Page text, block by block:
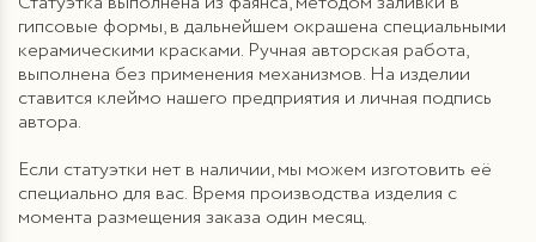
гипсовые формы, в дальнейшем окрашена специальными
керамическими красками. Ручная авторская работа,
выполнена без применения механизмов. На изделии
ставится клеймо нашего предприятия и личная подпись
автора.
Если статуэтки нет в наличии, мы можем изготовить её
специально для вас. Время производства изделия с
момента размещения заказа один месяц.